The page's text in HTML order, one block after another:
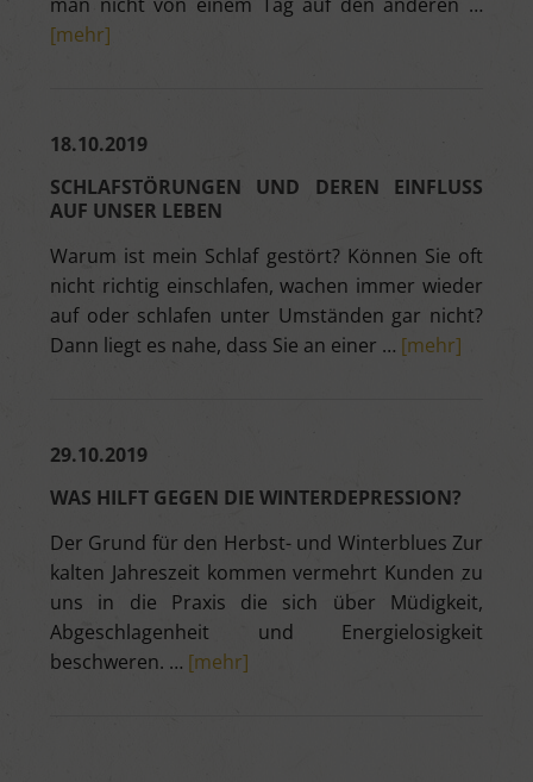
[mehr]
18.10.2019
SCHLAFSTÖRUNGEN UND DEREN EINFLUSS
AUF UNSER LEBEN
Warum ist mein Schlaf gestört? Können Sie oft
nicht richtig einschlafen, wachen immer wieder
auf oder schlafen unter Umständen gar nicht?
Dann liegt es nahe, dass Sie an einer … [mehr]
29.10.2019
WAS HILFT GEGEN DIE WINTERDEPRESSION?
Der Grund für den Herbst- und Winterblues Zur
kalten Jahreszeit kommen vermehrt Kunden zu
uns in die Praxis die sich über Müdigkeit,
Abgeschlagenheit und Energielosigkeit
beschweren. … [mehr]